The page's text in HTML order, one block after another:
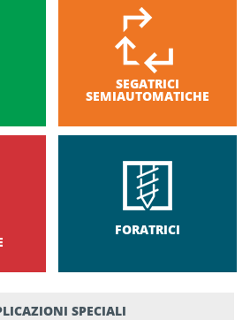
SEGATRICI
SEMIAUTOMATICHE
FORATRICI
SPECIALI